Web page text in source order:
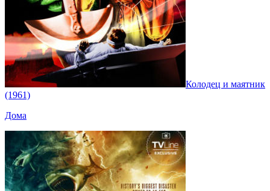
Колодец и маятник
(1961)
Дома